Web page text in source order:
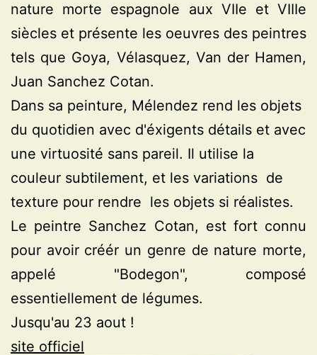
nature morte espagnole aux VIIe et VIIIe
siècles et présente les oeuvres des peintres
tels que Goya, Vélasquez, Van der Hamen,
Juan Sanchez Cotan.
Dans sa peinture, Mélendez rend les objets
du quotidien avec d'éxigents détails et avec
une virtuosité sans pareil. Il utilise la
couleur subtilement, et les variations de
texture pour rendre les objets si réalistes.
Le peintre Sanchez Cotan, est fort connu
pour avoir créér un genre de nature morte,
appelé "Bodegon", composé
essentiellement de légumes.
Jusqu'au 23 aout !
site officiel